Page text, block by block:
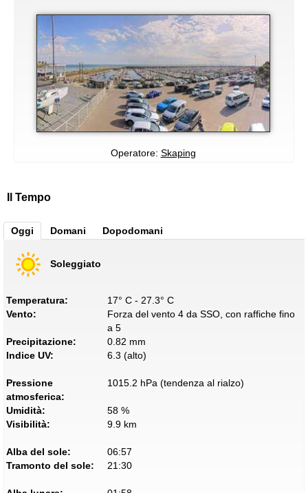
Operatore: Skaping
Il Tempo
Oggi Domani Dopodomani
Soleggiato
Temperatura:
17° C - 27.3° C
Vento:
Forza del vento 4 da SSO, con raffiche fino
a 5
Precipitazione:
0.82 mm
Indice UV:
6.3 (alto)
Pressione
atmosferica:
1015.2 hPa (tendenza al rialzo)
Umidità:
58 %
Visibilità:
9.9 km
Alba del sole:
06:57
Tramonto del sole:
21:30